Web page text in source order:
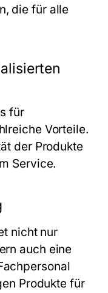
die für alle
für
Vorteile.
der Produkte
Service.
nicht nur
auch eine
Produkte für